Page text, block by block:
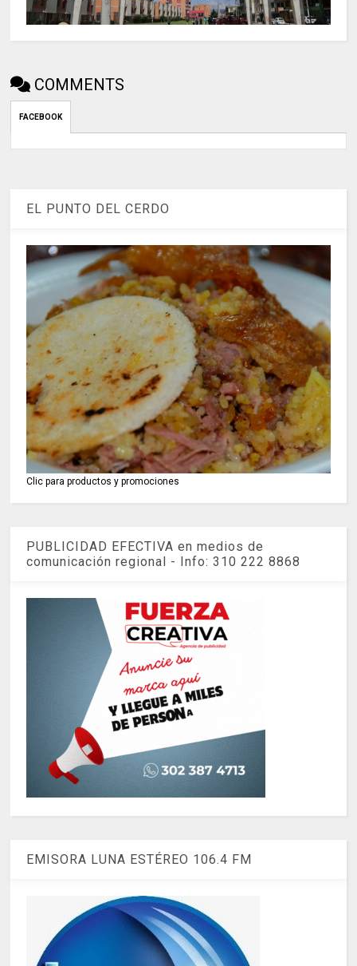
COMMENTS
FACEBOOK
EL PUNTO DEL CERDO
Clic para productos y promociones
PUBLICIDAD EFECTIVA en medios de
comunicación regional - Info: 310 222 8868
EMISORA LUNA ESTÉREO 106.4 FM